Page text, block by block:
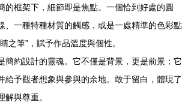
的框架下，細節即是焦點。一個恰到好處的圓
、一種特種材質的觸感，或是一處精準的色彩點
之筆”，賦予作品溫度與個性。
簡約設計的靈魂。它不僅是背景，更是前景；它
給予觀者想象與參與的余地。敢于留白，體現了
與尊重。